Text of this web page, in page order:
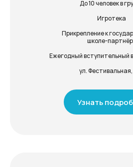
До 10 человек в
Игротека
Прикрепление к
школе-
Ежегодный вступительный
ул.
Узнать